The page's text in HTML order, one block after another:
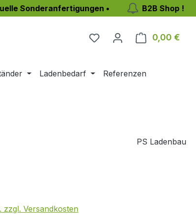
Sonderanfertigungen • B2B Shop !
0,00 €
Ladenbedarf
Referenzen
PS Ladenbau
zzgl. Versandkosten